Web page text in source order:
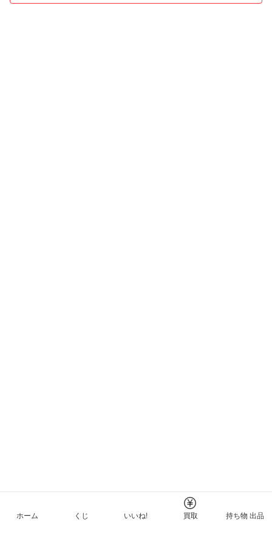
ホーム くじ いいね! 買取 持ち物 出品